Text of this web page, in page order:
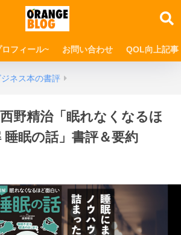
フィール~ お問い合わせ QOL向上記事
ジネス本の書評
野精治「眠れなくなるほ
睡眠の話」書評＆要約